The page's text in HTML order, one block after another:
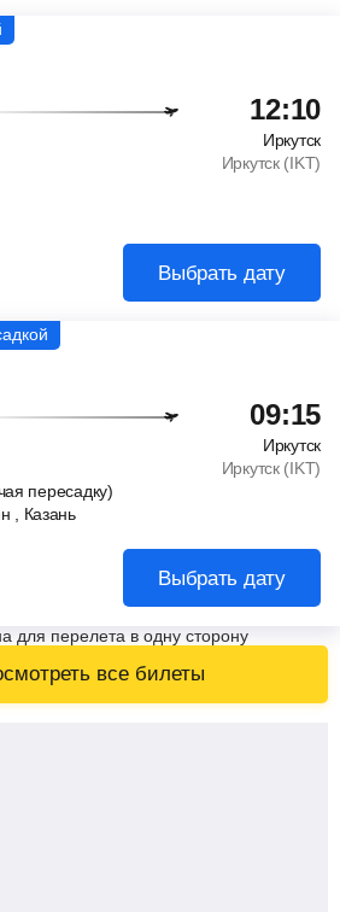
12:10
Иркутск
Иркутск (IKT)
Выбрать дату
09:15
Иркутск
Иркутск (IKT)
пересадку)
, Казань
Выбрать дату
для перелета в одну сторону
все билеты